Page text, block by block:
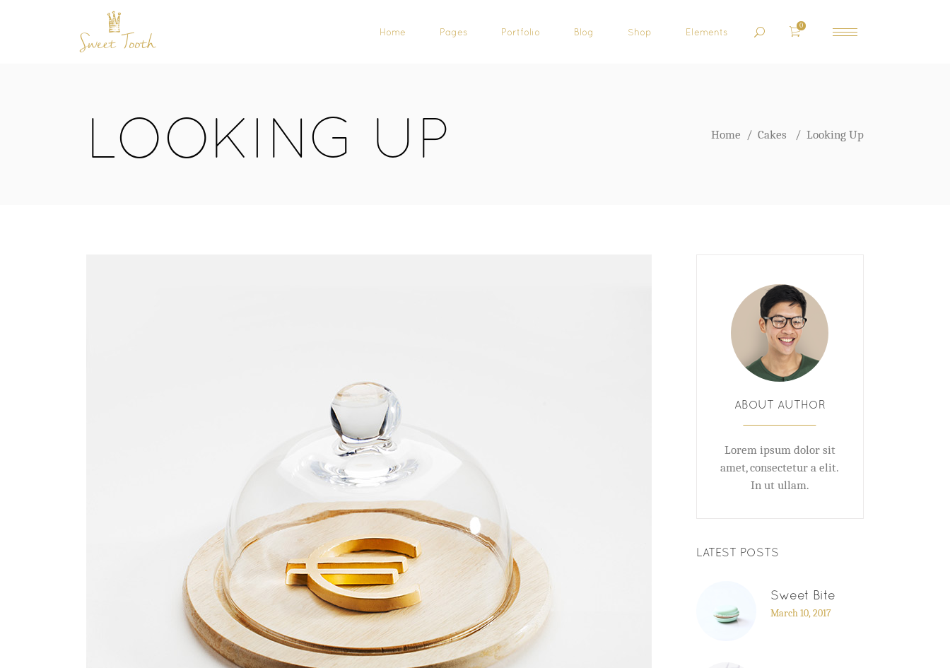
Home Pages Portfolio Blog Shop Elements
ACCORDIONS CALL TO ACTION HEADINGS
0
LOOKING UP Home / Cakes / Looking Up
ABOUT AUTHOR
Lorem ipsum dolor sit
amet, consectetur a elit.
In ut ullam.
LATEST POSTS
Sweet Bite
March 10, 2017